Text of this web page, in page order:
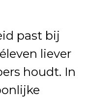
past bij
liever
houdt. In